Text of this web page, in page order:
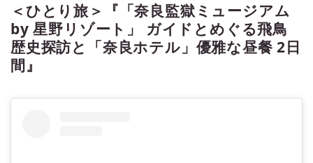
夜景を眼下に望みながら味わうディ
ナーと豪華饗宴「福井絶品コース」
を食す 2日間』の紹介をしていま
す。ツアー・旅行のお申込ならクラ
＜ひとり旅＞『「奈良監獄ミュージアム
by 星野リゾート」 ガイドとめぐる飛鳥
歴史探訪と「奈良ホテル」優雅な昼餐 2日
間』